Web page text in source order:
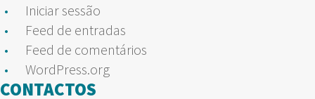
Iniciar sessão
Feed de entradas
Feed de comentários
WordPress.org
CONTACTOS